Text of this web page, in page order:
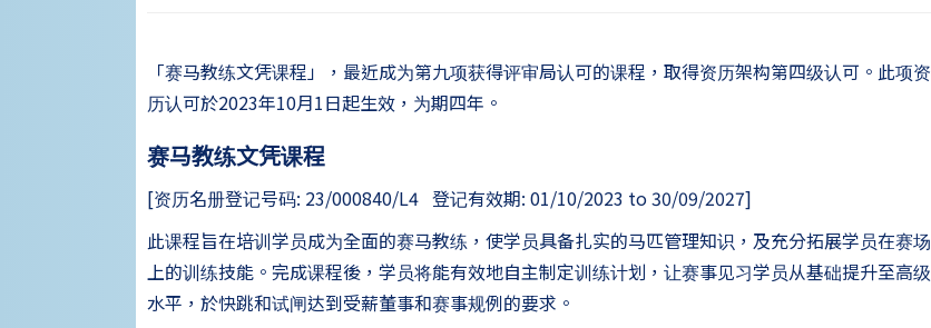
「赛马教练文凭课程」，最近成为第九项获得评审局认可的课程，取得资历架构第四级认可。此项资
历认可於2023年10月1日起生效，为期四年。
赛马教练文凭课程
[资历名册登记号码: 23/000840/L4 登记有效期: 01/10/2023 to 30/09/2027]
此课程旨在培训学员成为全面的赛马教练，使学员具备扎实的马匹管理知识，及充分拓展学员在赛场
上的训练技能。完成课程後，学员将能有效地自主制定训练计划，让赛事见习学员从基础提升至高级
水平，於快跳和试闸达到受薪董事和赛事规例的要求。